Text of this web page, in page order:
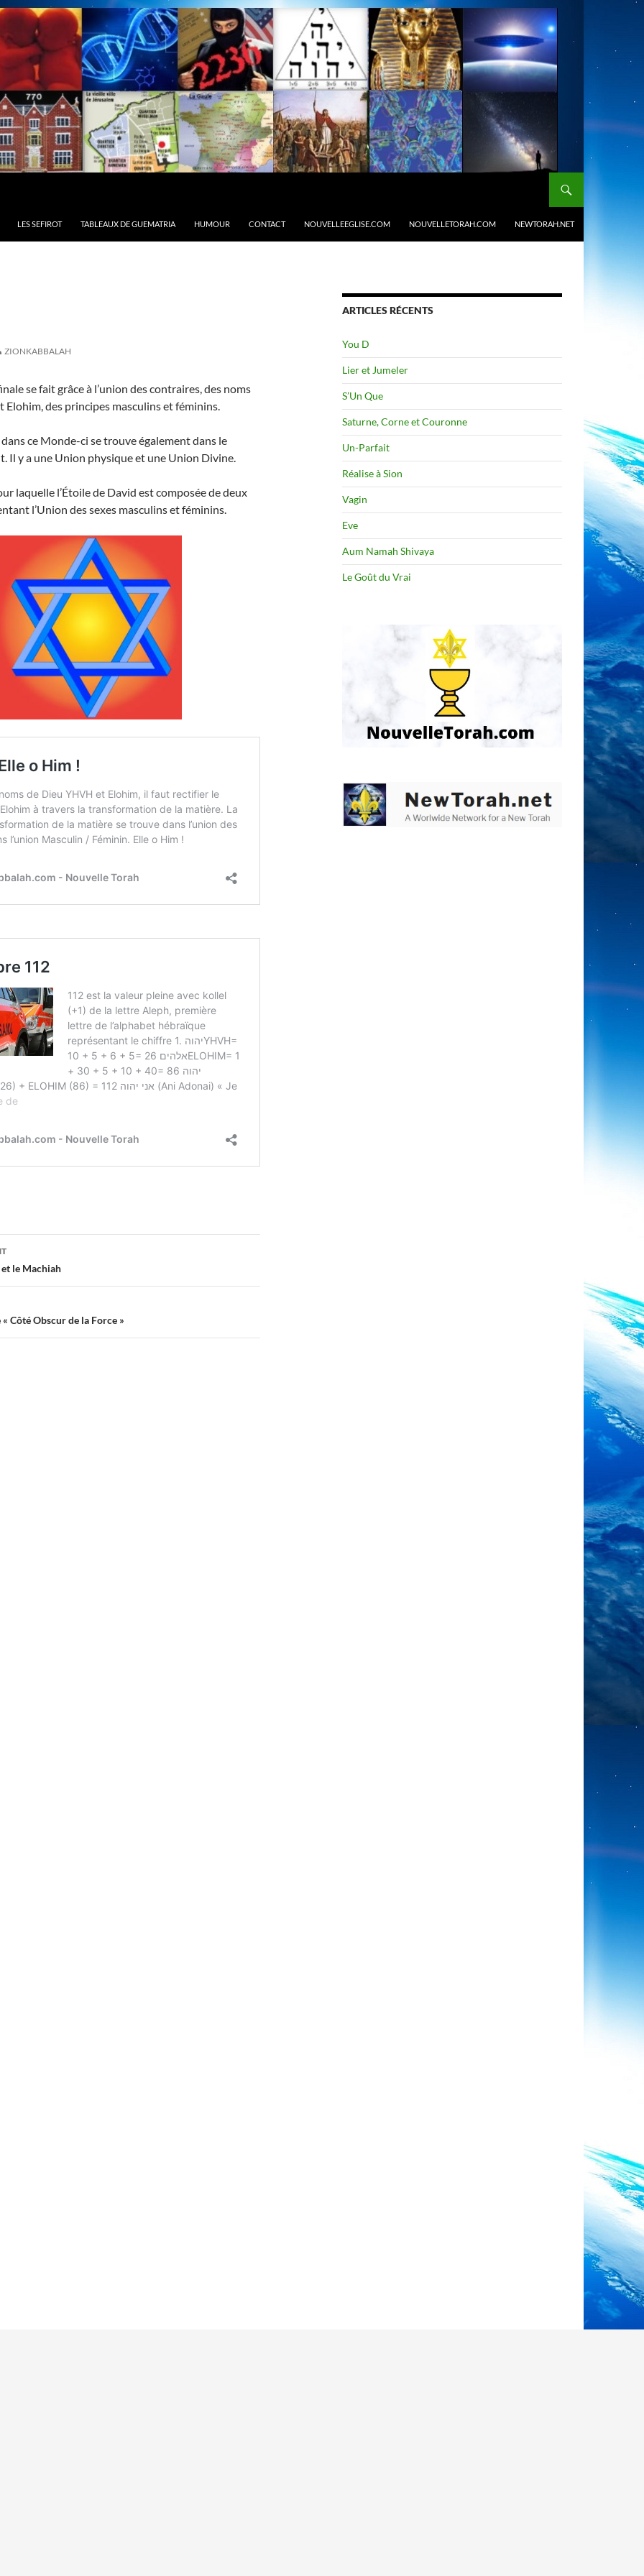
LES SEFIROT TABLEAUX DE GUEMATRIA HUMOUR CONTACT NOUVELLEEGLISE.COM NOUVELLETORAH.COM NEWTORAH.NET
ZIONKABBALAH
se fait grâce à l’union des contraires, des noms
Elohim, des principes masculins et féminins.
ce Monde-ci se trouve également dans le
Il y a une Union physique et une Union Divine.
laquelle l’Étoile de David est composée de deux
l’Union des sexes masculins et féminins.
et le Machiah
« Côté Obscur de la Force »
ARTICLES RÉCENTS
You D
Lier et Jumeler
S’Un Que
Saturne, Corne et Couronne
Un-Parfait
Réalise à Sion
Vagin
Eve
Aum Namah Shivaya
Le Goût du Vrai